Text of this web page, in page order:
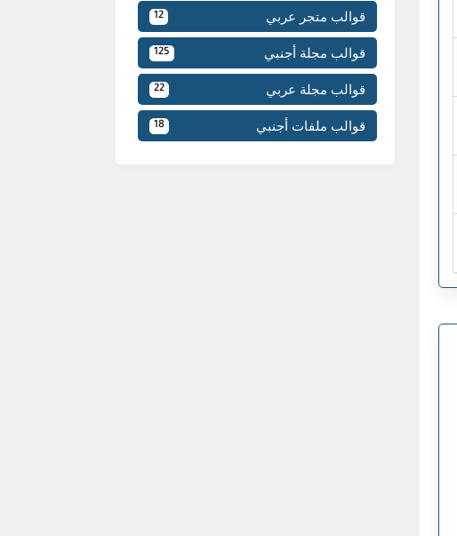
قوالب متجر عربي 12
قوالب مجلة أجنبي 125
قوالب مجلة عربي 22
قوالب ملفات أجنبي 18